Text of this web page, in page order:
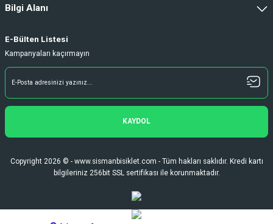
Bilgi Alanı
E-Bülten Listesi
Kampanyaları kaçırmayın
KAYDOL
Copyright 2026 © - www.sismanbisiklet.com - Tüm hakları saklıdır. Kredi kartı
bilgileriniz 256bit SSL sertifikası ile korunmaktadır.